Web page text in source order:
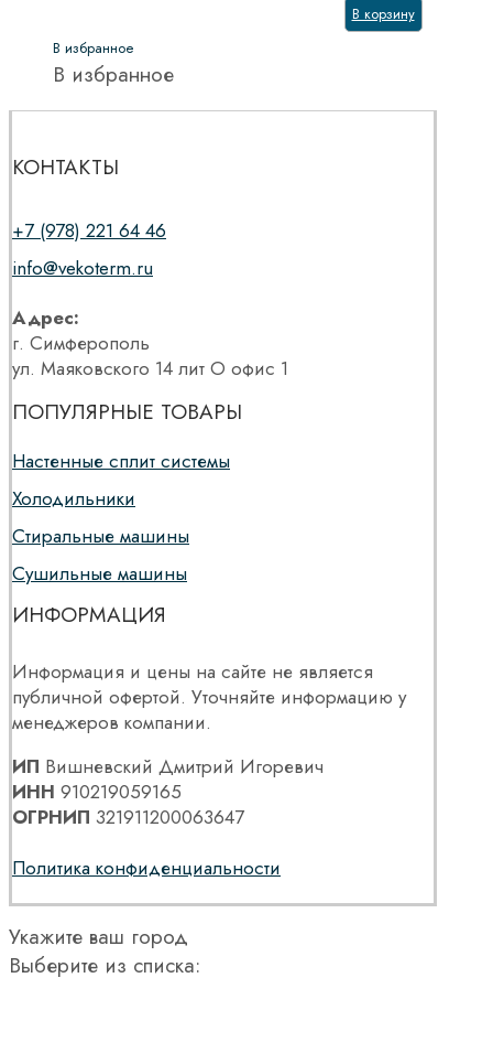
В корзину
В избранное
В избранное
КОНТАКТЫ
+7 (978) 221 64 46
info@vekoterm.ru
Адрес:
г. Симферополь
ул. Маяковского 14 лит О офис 1
ПОПУЛЯРНЫЕ ТОВАРЫ
Настенные сплит системы
Холодильники
Стиральные машины
Сушильные машины
ИНФОРМАЦИЯ
Информация и цены на сайте не является
публичной офертой. Уточняйте информацию у
менеджеров компании.
ИП Вишневский Дмитрий Игоревич
ИНН 910219059165
ОГРНИП 321911200063647
Политика конфиденциальности
Укажите ваш город
Выберите из списка: